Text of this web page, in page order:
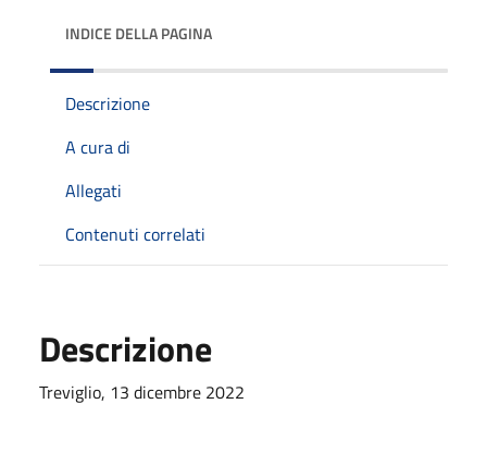
INDICE DELLA PAGINA
Descrizione
A cura di
Allegati
Contenuti correlati
Descrizione
Treviglio, 13 dicembre 2022